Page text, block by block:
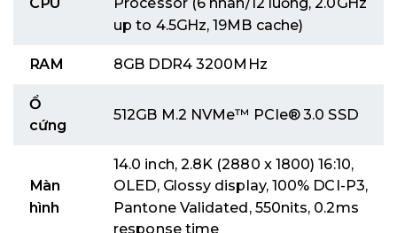
CPU
Processor (6 nhân/12 luồng, 2.0GHz
up to 4.5GHz, 19MB cache)
RAM 8GB DDR4 3200MHz
Ổ
cứng
512GB M.2 NVMe™ PCIe® 3.0 SSD
Màn
hình
14.0 inch, 2.8K (2880 x 1800) 16:10,
OLED, Glossy display, 100% DCI-P3,
Pantone Validated, 550nits, 0.2ms
response time